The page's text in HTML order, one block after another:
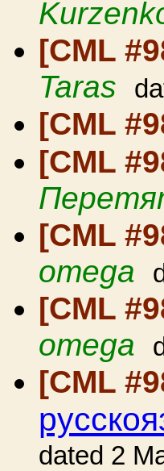
[CML
Taras
[CML
[CML
[CML
omega
[CML
omega
[CML
dated 2